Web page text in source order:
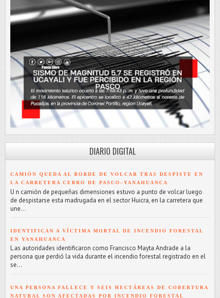
DIARIO DIGITAL
CAMIÓN QUEDA AL BORDE DE VOLCAR TRAS DESPISTE EN
LA CARRETERA CERRO DE PASCO–YANAHUANCA
U n camión de pequeñas dimensiones estuvo a punto de volcar luego
de despistarse esta madrugada en el sector Huicra, en la carretera que
une...
IDENTIFICAN A VÍCTIMA MORTAL DE INCENDIO FORESTAL
EN YANAHUANCA
L as autoridades identificaron como Francisco Mayta Andrade a la
persona que perdió la vida durante el incendio forestal registrado en el
se...
UNA PERSONA FALLECE Y SEIS HECTÁREAS DE COBERTURA
NATURAL SON AFECTADAS POR INCENDIO FORESTAL